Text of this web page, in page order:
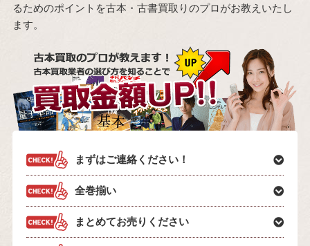
るためのポイントを古本・古書買取りのプロがお教えいたし
ます。
まずはご連絡ください！
全巻揃い
まとめてお売りください